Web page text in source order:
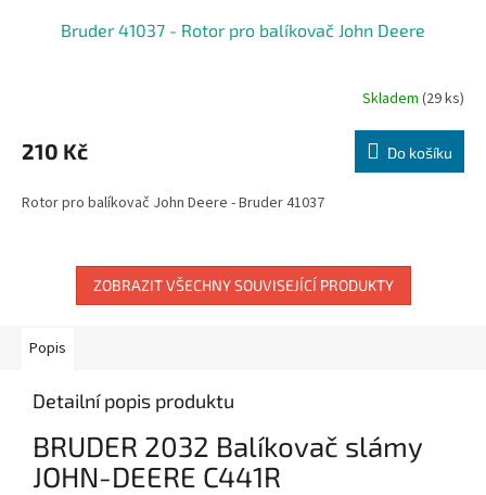
Bruder 41037 - Rotor pro balíkovač John Deere
Skladem (29 ks)
210 Kč Do košíku
Rotor pro balíkovač John Deere - Bruder 41037
ZOBRAZIT VŠECHNY SOUVISEJÍCÍ PRODUKTY
Popis
Detailní popis produktu
BRUDER 2032 Balíkovač slámy
JOHN-DEERE C441R